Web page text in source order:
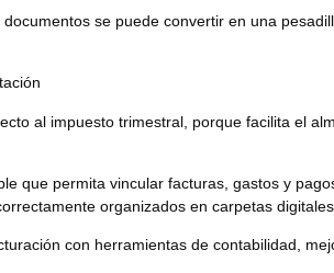
se puede convertir en una
al impuesto trimestral, porque facilita el
que permita vincular facturas, gastos y
organizados en carpetas
con herramientas de contabilidad,